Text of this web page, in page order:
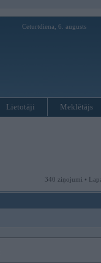
Ceturtdiena, 6. augusts
Lietotāji Meklētājs
340 ziņojumi •